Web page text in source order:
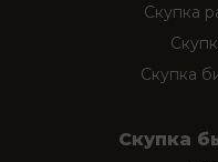
Скупка
Скупка
Скупка